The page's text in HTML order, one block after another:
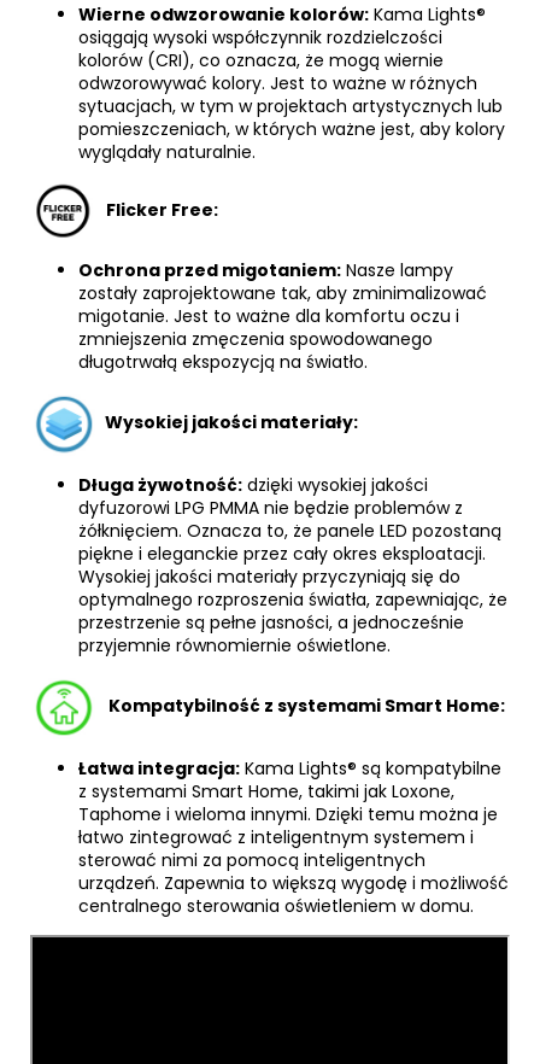
Wierne odwzorowanie kolorów: Kama Lights®
osiągają wysoki współczynnik rozdzielczości
kolorów (CRI), co oznacza, że mogą wiernie
odwzorowywać kolory. Jest to ważne w różnych
sytuacjach, w tym w projektach artystycznych lub
pomieszczeniach, w których ważne jest, aby kolory
wyglądały naturalnie.
Flicker Free:
Ochrona przed migotaniem: Nasze lampy
zostały zaprojektowane tak, aby zminimalizować
migotanie. Jest to ważne dla komfortu oczu i
zmniejszenia zmęczenia spowodowanego
długotrwałą ekspozycją na światło.
Wysokiej jakości materiały:
Długa żywotność: dzięki wysokiej jakości
dyfuzorowi LPG PMMA nie będzie problemów z
żółknięciem. Oznacza to, że panele LED pozostaną
piękne i eleganckie przez cały okres eksploatacji.
Wysokiej jakości materiały przyczyniają się do
optymalnego rozproszenia światła, zapewniając, że
przestrzenie są pełne jasności, a jednocześnie
przyjemnie równomiernie oświetlone.
Kompatybilność z systemami Smart Home:
Łatwa integracja: Kama Lights® są kompatybilne
z systemami Smart Home, takimi jak Loxone,
Taphome i wieloma innymi. Dzięki temu można je
łatwo zintegrować z inteligentnym systemem i
sterować nimi za pomocą inteligentnych
urządzeń. Zapewnia to większą wygodę i możliwość
centralnego sterowania oświetleniem w domu.